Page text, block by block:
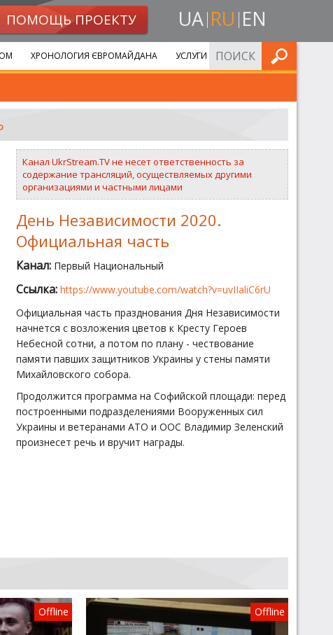
ПОМОЩЬ ПРОЕКТУ UA RU EN
ХРОНОЛОГИЯ ЄВРОМАЙДАНА УСЛУГИ ИСКАТЬ
Канал UkrStream.TV не несет ответственность за
содержание трансляций, осуществляемых другими
организациями и частными лицами
День Независимости 2020.
Официальная часть
Канал: Первый Национальный
Ссылка: https://www.youtube.com/watch?v=uvIIaliC6rU
Официальная часть празднования Дня Независимости
начнется с возложения цветов к Кресту Героев
Небесной сотни, а потом по плану - чествование
памяти павших защитников Украины у стены памяти
Михайловского собора.
Продолжится программа на Софийской площади: перед
построенными подразделениями Вооруженных сил
Украины и ветеранами АТО и ООС Владимир Зеленский
произнесет речь и вручит награды.
Offline Offline